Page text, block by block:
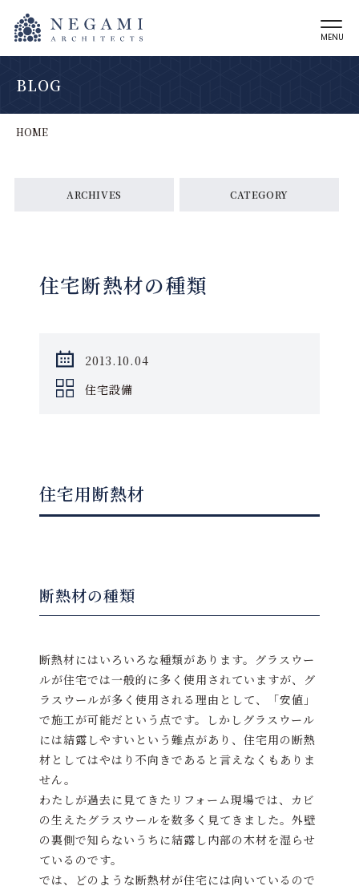
MENU
BLOG
HOME
ARCHIVES CATEGORY
住宅断熱材の種類
2013.10.04
住宅設備
住宅用断熱材
断熱材の種類
断熱材にはいろいろな種類があります。グラスウー
ルが住宅では一般的に多く使用されていますが、グ
ラスウールが多く使用される理由として、「安値」
で施工が可能だという点です。しかしグラスウール
には結露しやすいという難点があり、住宅用の断熱
材としてはやはり不向きであると言えなくもありま
せん。
わたしが過去に見てきたリフォーム現場では、カビ
の生えたグラスウールを数多く見てきました。外壁
の裏側で知らないうちに結露し内部の木材を湿らせ
ているのです。
では、どのような断熱材が住宅には向いているので